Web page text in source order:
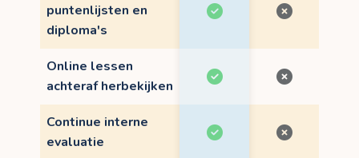
puntenlijsten en
diploma's
Online lessen
achteraf herbekijken
Continue interne
evaluatie